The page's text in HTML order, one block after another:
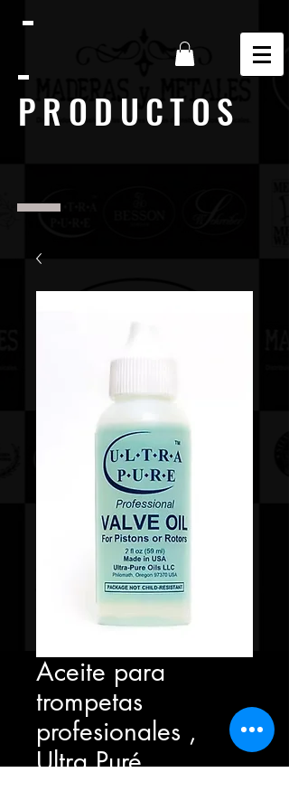
PRODUCTOS
Aceite para
trompetas
profesionales ,
Ultra Puré